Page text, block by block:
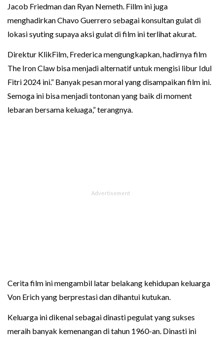
Jacob Friedman dan Ryan Nemeth. Fillm ini juga
menghadirkan Chavo Guerrero sebagai konsultan gulat di
lokasi syuting supaya aksi gulat di film ini terlihat akurat.
Direktur KlikFilm, Frederica mengungkapkan, hadirnya film
The Iron Claw bisa menjadi alternatif untuk mengisi libur Idul
Fitri 2024 ini.” Banyak pesan moral yang disampaikan film ini.
Semoga ini bisa menjadi tontonan yang baik di moment
lebaran bersama keluaga,” terangnya.
Cerita film ini mengambil latar belakang kehidupan keluarga
Von Erich yang berprestasi dan dihantui kutukan.
Keluarga ini dikenal sebagai dinasti pegulat yang sukses
meraih banyak kemenangan di tahun 1960-an. Dinasti ini